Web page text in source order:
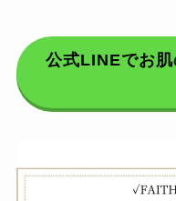
公式LINEでお